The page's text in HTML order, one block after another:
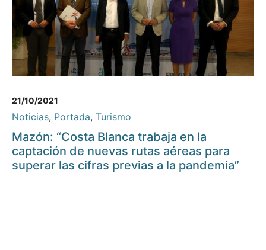
21/10/2021
Noticias, Portada, Turismo
Mazón: “Costa Blanca trabaja en la
captación de nuevas rutas aéreas para
superar las cifras previas a la pandemia”